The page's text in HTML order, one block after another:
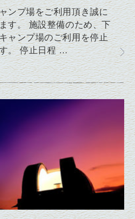
ンプ場をご利用頂き誠に
す。 施設整備のため、下
ャンプ場のご利用を停止
。 停止日程 …